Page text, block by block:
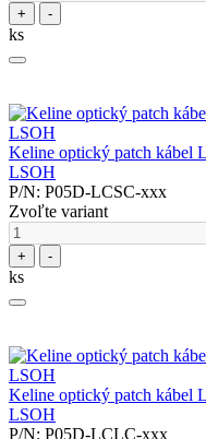
+ -
ks
Keline optický patch kábel
LSOH
P/N: P05D-LCSC-xxx
Zvoľte variant
+ -
ks
Keline optický patch kábel
LSOH
P/N: P05D-LCLC-xxx